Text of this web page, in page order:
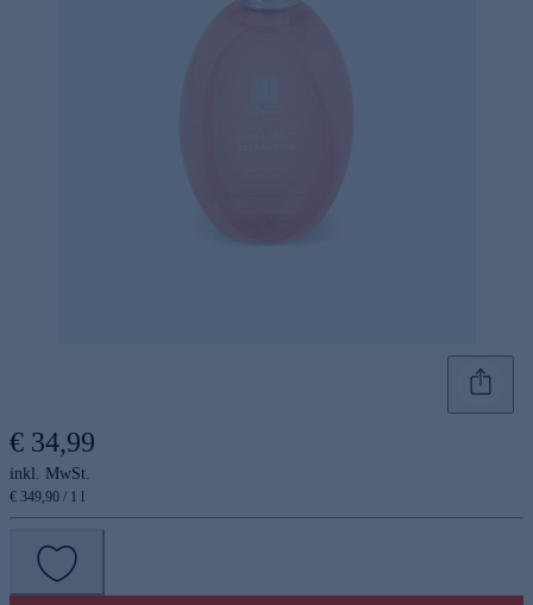
€ 34,99
inkl. MwSt.
€ 349,90 / 1 l